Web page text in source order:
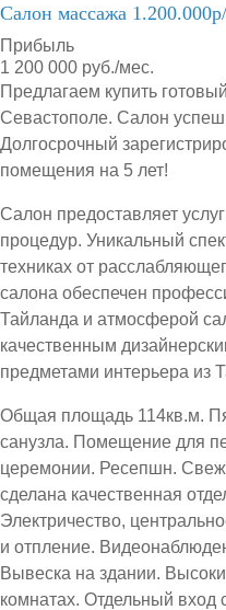
Салон массажа
Прибыль
1 200 000 руб./мес.
Предлагаем купить
Севастополе. Салон
Долгосрочный
помещения на 5 лет!
Салон предоставляет
процедур. Уникальный
техниках от
салона обеспечен
Тайланда и атмосферой
качественным
предметами интерьера из
Общая площадь 114кв.м.
санузла. Помещение для
церемонии. Ресепшн.
сделана качественная
Электричество,
и отпление.
Вывеска на здании.
комнатах. Отдельный вход